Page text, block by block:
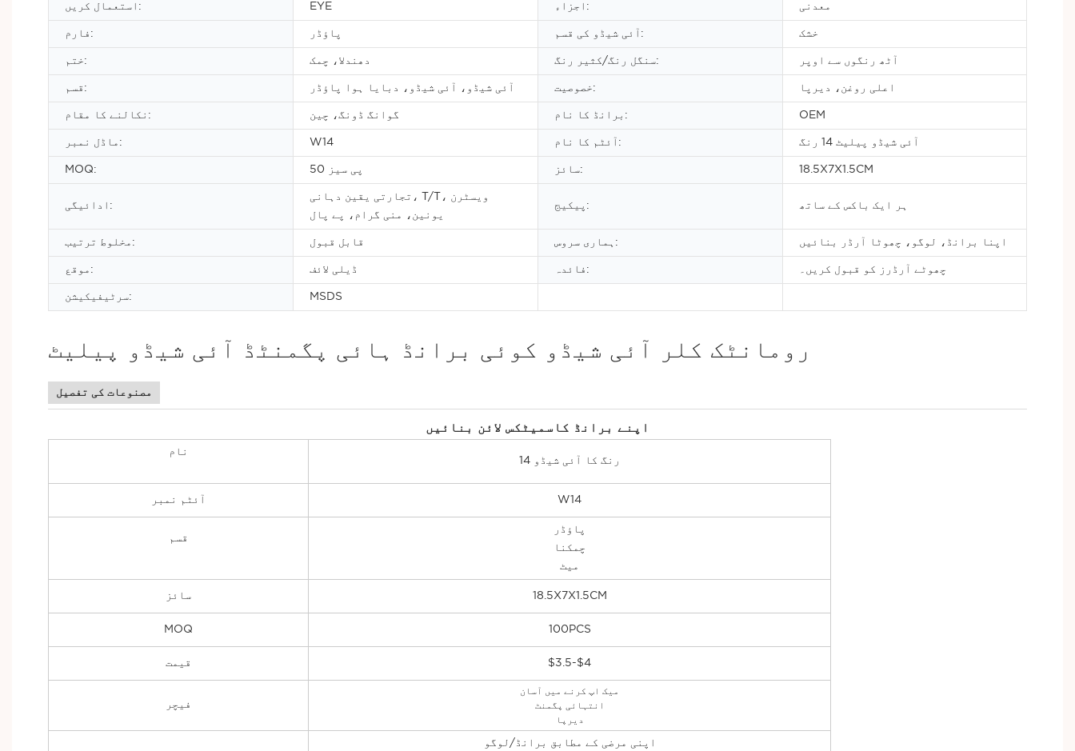
استعمال کریں: EYE اجزاء: معدنی
فارم: پاؤڈر آئی شیڈو کی قسم: خشک
ختم: دھندلا، چمک سنگل رنگ/کثیر رنگ: آٹھ رنگوں سے اوپر
قسم: آئی شیڈو، آئی شیڈو، دبایا ہوا پاؤڈر خصوصیت: اعلی روغن، دیرپا
نکالنے کا مقام: گوانگ ڈونگ، چین برانڈ کا نام: OEM
ماڈل نمبر: W14 آئٹم کا نام: آئی شیڈو پیلیٹ 14 رنگ
MOQ: 50 پی سیز سائز: 18.5X7X1.5CM
ادائیگی:
تجارتی یقین دہانی، T/T، ویسٹرن
یونین، منی گرام، پے پال
پیکیج: ہر ایک باکس کے ساتھ
مخلوط ترتیب: قابل قبول ہماری سروس: اپنا برانڈ، لوگو، چھوٹا آرڈر بنائیں
موقع: ڈیلی لائف فائدہ: چھوٹے آرڈرز کو قبول کریں۔
سرٹیفیکیشن: MSDS
رومانٹک کلر آئی شیڈو کوئی برانڈ ہائی پگمنٹڈ آئی شیڈو پیلیٹ
مصنوعات کی تفصیل
اپنے برانڈ کاسمیٹکس لائن بنائیں
نام
14 رنگ کا آئی شیڈو
آئٹم نمبر W14
قسم
پاؤڈر
چمکنا
میٹ
سائز 18.5X7X1.5CM
MOQ 100PCS
قیمت $3.5-$4
فیچر
میک اپ کرنے میں آسان
انتہائی پگمنٹ
دیرپا
اپنی مرضی کے مطابق برانڈ/لوگو